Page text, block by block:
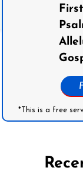
*This is a free